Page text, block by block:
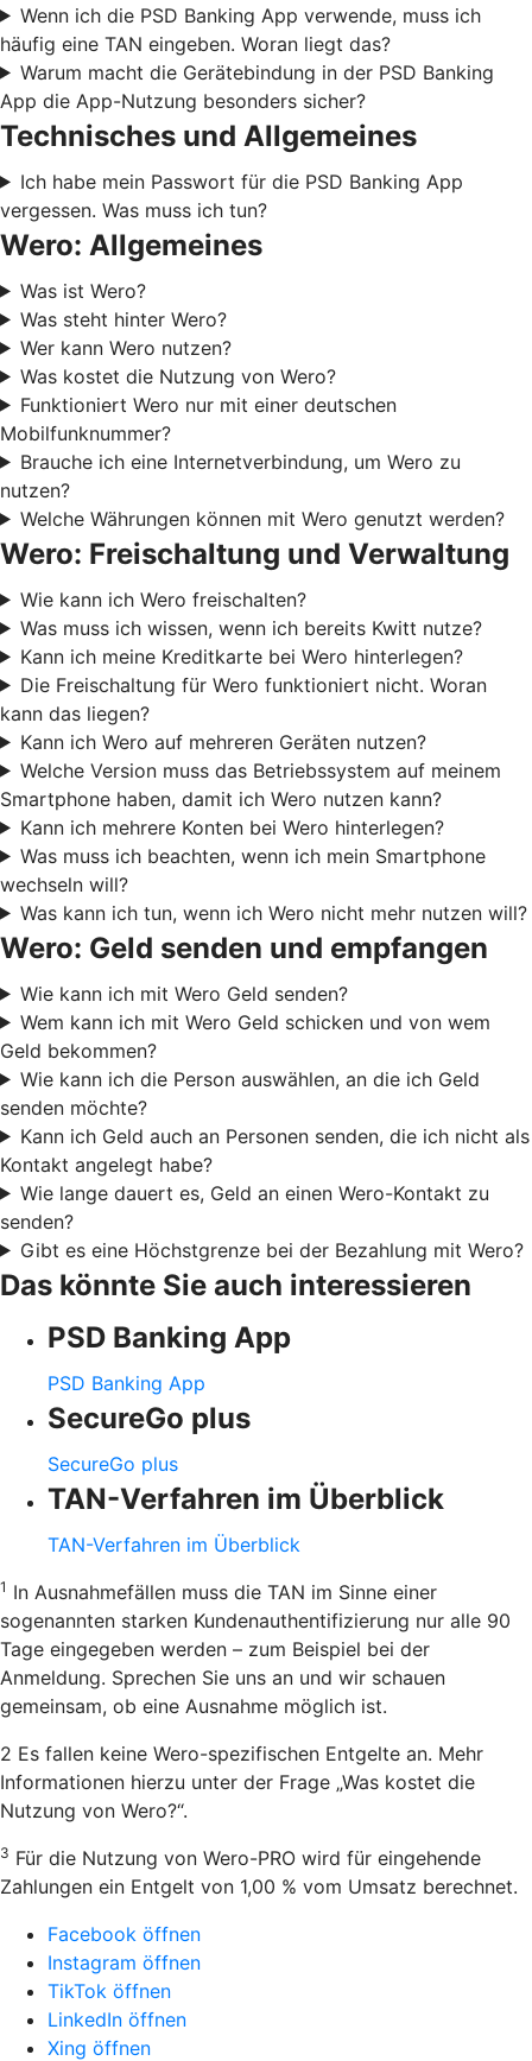
Wenn ich die PSD Banking App verwende, muss ich
häufig eine TAN eingeben. Woran liegt das?
Warum macht die Gerätebindung in der PSD Banking
App die App-Nutzung besonders sicher?
Technisches und Allgemeines
Ich habe mein Passwort für die PSD Banking App
vergessen. Was muss ich tun?
Wero: Allgemeines
Was ist Wero?
Was steht hinter Wero?
Wer kann Wero nutzen?
Was kostet die Nutzung von Wero?
Funktioniert Wero nur mit einer deutschen
Mobilfunknummer?
Brauche ich eine Internetverbindung, um Wero zu
nutzen?
Welche Währungen können mit Wero genutzt werden?
Wero: Freischaltung und Verwaltung
Wie kann ich Wero freischalten?
Was muss ich wissen, wenn ich bereits Kwitt nutze?
Kann ich meine Kreditkarte bei Wero hinterlegen?
Die Freischaltung für Wero funktioniert nicht. Woran
kann das liegen?
Kann ich Wero auf mehreren Geräten nutzen?
Welche Version muss das Betriebssystem auf meinem
Smartphone haben, damit ich Wero nutzen kann?
Kann ich mehrere Konten bei Wero hinterlegen?
Was muss ich beachten, wenn ich mein Smartphone
wechseln will?
Was kann ich tun, wenn ich Wero nicht mehr nutzen will?
Wero: Geld senden und empfangen
Wie kann ich mit Wero Geld senden?
Wem kann ich mit Wero Geld schicken und von wem
Geld bekommen?
Wie kann ich die Person auswählen, an die ich Geld
senden möchte?
Kann ich Geld auch an Personen senden, die ich nicht als
Kontakt angelegt habe?
Wie lange dauert es, Geld an einen Wero-Kontakt zu
senden?
Gibt es eine Höchstgrenze bei der Bezahlung mit Wero?
Das könnte Sie auch interessieren
PSD Banking App
PSD Banking App
SecureGo plus
SecureGo plus
TAN-Verfahren im Überblick
TAN-Verfahren im Überblick
1 In Ausnahmefällen muss die TAN im Sinne einer
sogenannten starken Kundenauthentifizierung nur alle 90
Tage eingegeben werden – zum Beispiel bei der
Anmeldung. Sprechen Sie uns an und wir schauen
gemeinsam, ob eine Ausnahme möglich ist.
2 Es fallen keine Wero-spezifischen Entgelte an. Mehr
Informationen hierzu unter der Frage „Was kostet die
Nutzung von Wero?“.
3 Für die Nutzung von Wero-PRO wird für eingehende
Zahlungen ein Entgelt von 1,00 % vom Umsatz berechnet.
Facebook öffnen
Instagram öffnen
TikTok öffnen
LinkedIn öffnen
Xing öffnen